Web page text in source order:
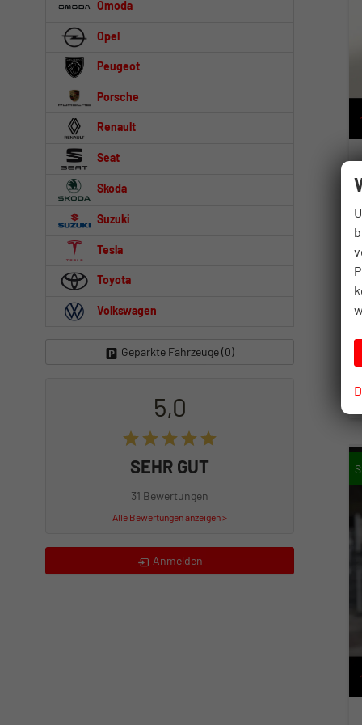
Omoda
Opel
Peugeot
Porsche
Renault
Seat
Skoda
Suzuki
Tesla
Toyota
Volkswagen
Geparkte Fahrzeuge (0)
5,0
SEHR GUT
31 Bewertungen
Alle Bewertungen anzeigen >
Anmelden